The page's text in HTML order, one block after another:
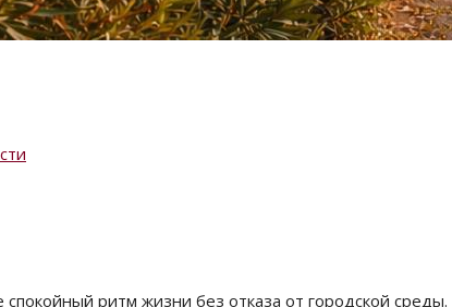
ритм жизни без отказа от городской